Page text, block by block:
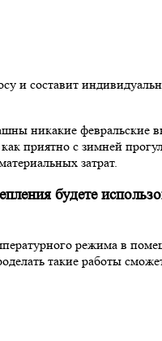
и составит
никакие
приятно с зимней
затрат.
будете
режима в
такие работы